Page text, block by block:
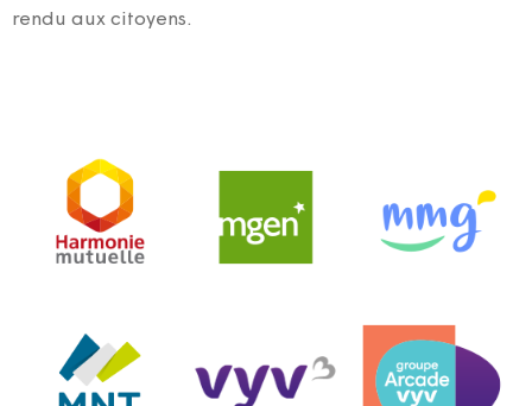
rendu aux citoyens.